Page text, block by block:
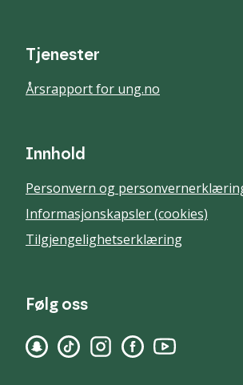
Tjenester
Årsrapport for ung.no
Innhold
Personvern og
Informasjonskapsler (cookies)
Tilgjengelighetserklæring
Følg oss